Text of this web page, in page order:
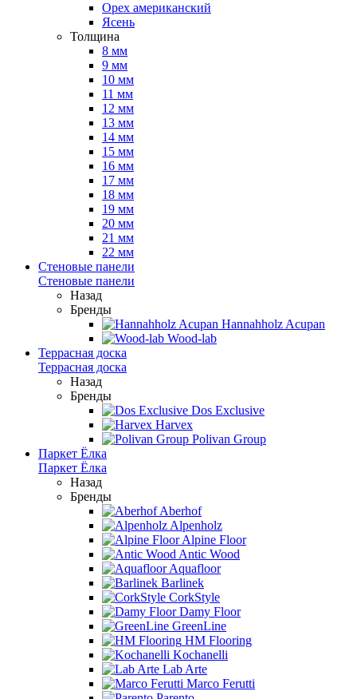
Орех американский
Ясень
Толщина
8 мм
9 мм
10 мм
11 мм
12 мм
13 мм
14 мм
15 мм
16 мм
17 мм
18 мм
19 мм
20 мм
21 мм
22 мм
Стеновые панели
Стеновые панели
Назад
Бренды
Hannahholz Acupan
Wood-lab
Террасная доска
Террасная доска
Назад
Бренды
Dos Exclusive
Harvex
Polivan Group
Паркет Ёлка
Паркет Ёлка
Назад
Бренды
Aberhof
Alpenholz
Alpine Floor
Antic Wood
Aquafloor
Barlinek
CorkStyle
Damy Floor
GreenLine
HM Flooring
Kochanelli
Lab Arte
Marco Ferutti